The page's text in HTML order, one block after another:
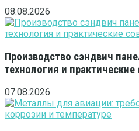
08.08.2026
Производство сэндвич
технология и практические
07.08.2026